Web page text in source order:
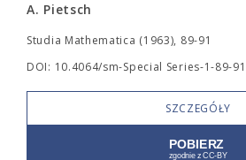
A. Pietsch
Studia Mathematica (1963), 89-91
DOI: 10.4064/sm-Special Series-1-89-91
SZCZEGÓŁY